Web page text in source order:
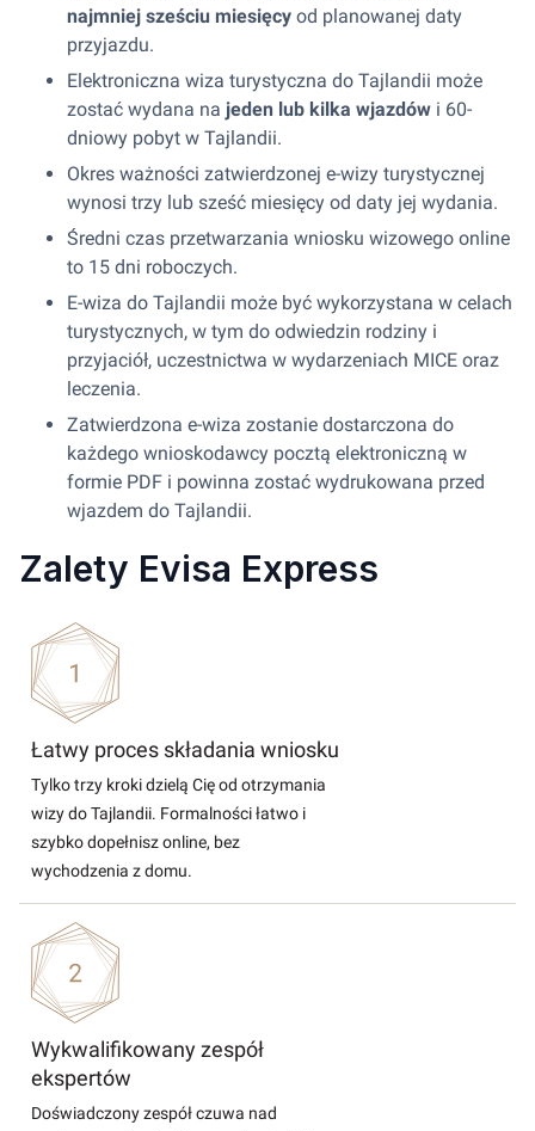
najmniej sześciu miesięcy od planowanej daty
przyjazdu.
Elektroniczna wiza turystyczna do Tajlandii może
zostać wydana na jeden lub kilka wjazdów i 60-
dniowy pobyt w Tajlandii.
Okres ważności zatwierdzonej e-wizy turystycznej
wynosi trzy lub sześć miesięcy od daty jej wydania.
Średni czas przetwarzania wniosku wizowego online
to 15 dni roboczych.
E-wiza do Tajlandii może być wykorzystana w celach
turystycznych, w tym do odwiedzin rodziny i
przyjaciół, uczestnictwa w wydarzeniach MICE oraz
leczenia.
Zatwierdzona e-wiza zostanie dostarczona do
każdego wnioskodawcy pocztą elektroniczną w
formie PDF i powinna zostać wydrukowana przed
wjazdem do Tajlandii.
Zalety Evisa Express
Łatwy proces składania wniosku
Tylko trzy kroki dzielą Cię od otrzymania
wizy do Tajlandii. Formalności łatwo i
szybko dopełnisz online, bez
wychodzenia z domu.
Wykwalifikowany zespół
ekspertów
Doświadczony zespół czuwa nad